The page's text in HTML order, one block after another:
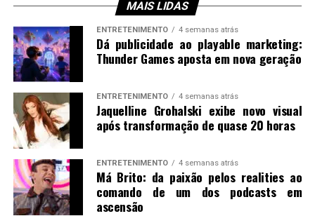
MAIS LIDAS
ENTRETENIMENTO 4 semanas atrás
Dá publicidade ao playable marketing:
Thunder Games aposta em nova geração
ENTRETENIMENTO 4 semanas atrás
Jaquelline Grohalski exibe novo visual
após transformação de quase 20 horas
ENTRETENIMENTO 4 semanas atrás
Má Brito: da paixão pelos realities ao
comando de um dos podcasts em
ascensão